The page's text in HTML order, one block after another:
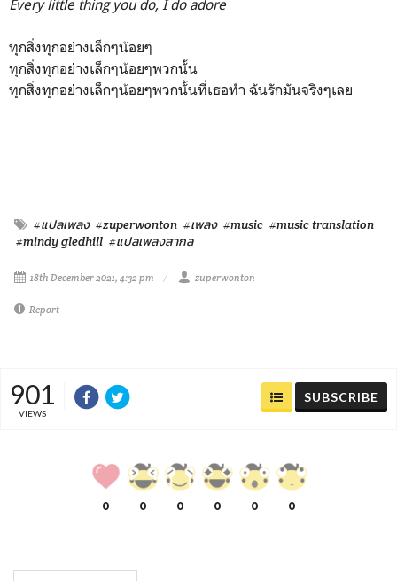
Every little thing you do, I do adore
ทุกสิ่งทุกอย่างเล็กๆน้อยๆ
ทุกสิ่งทุกอย่างเล็กๆน้อยๆพวกนั้น
ทุกสิ่งทุกอย่างเล็กๆน้อยๆพวกนั้นที่เธอทำ ฉันรักมันจริงๆเลย
#แปลเพลง #zuperwonton #เพลง #music #music translation
#mindy gledhill #แปลเพลงสากล
18th December 2021, 4:32 pm zuperwonton
Report
901
VIEWS
SUBSCRIBE
0 0 0 0 0 0